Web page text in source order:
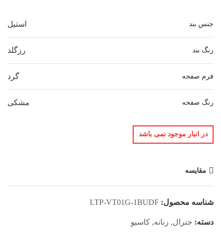
جنس بند استیل
رنگ بند رزگلد
فرم صفحه گرد
رنگ صفحه مشکی
در انبار موجود نمی باشد
مقایسه
شناسه محصول: LTP-VT01G-1BUDF
دسته: جنرال, زنانه, کاسیو